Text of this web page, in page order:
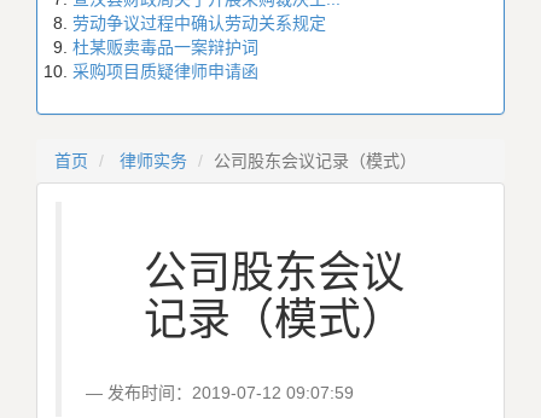
劳动争议过程中确认劳动关系规定
杜某贩卖毒品一案辩护词
采购项目质疑律师申请函
首页 律师实务 公司股东会议记录（模式）
公司股东会议
记录（模式）
发布时间：2019-07-12 09:07:59